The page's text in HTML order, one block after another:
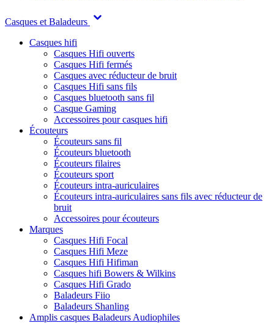
Casques et Baladeurs
Casques hifi
Casques Hifi ouverts
Casques Hifi fermés
Casques avec réducteur de bruit
Casques Hifi sans fils
Casques bluetooth sans fil
Casque Gaming
Accessoires pour casques hifi
Écouteurs
Écouteurs sans fil
Écouteurs bluetooth
Écouteurs filaires
Écouteurs sport
Écouteurs intra-auriculaires
Écouteurs intra-auriculaires sans fils avec réducteur de
bruit
Accessoires pour écouteurs
Marques
Casques Hifi Focal
Casques Hifi Meze
Casques Hifi Hifiman
Casques hifi Bowers & Wilkins
Casques Hifi Grado
Baladeurs Fiio
Baladeurs Shanling
Amplis casques Baladeurs Audiophiles